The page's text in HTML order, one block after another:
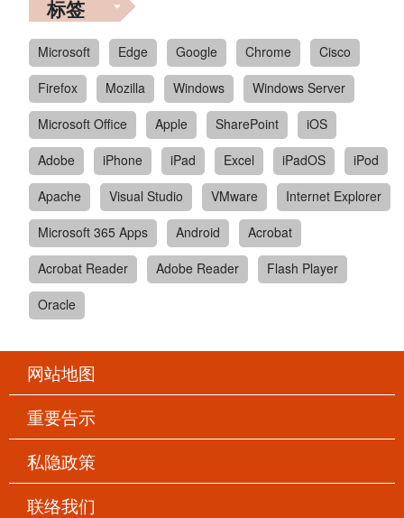
标签
Microsoft Edge Google Chrome
Cisco
Firefox
Mozilla Windows
Windows Server
Microsoft Office
Apple SharePoint
iOS
Adobe
iPhone iPad Excel iPadOS
iPod
Apache
Visual Studio VMware
Internet Explorer
Microsoft 365 Apps
Android
Acrobat
Acrobat Reader
Adobe Reader
Flash Player
Oracle
网站地图
重要告示
私隐政策
联络我们